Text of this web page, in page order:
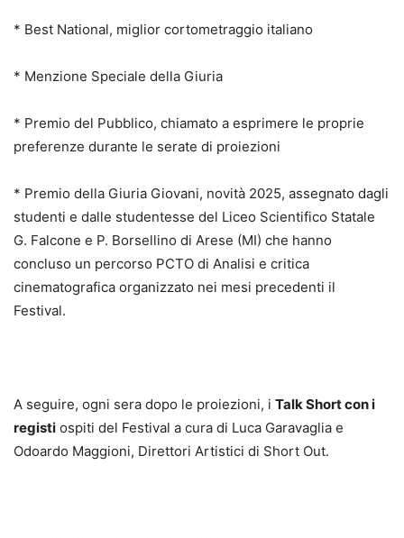
* Best National, miglior cortometraggio italiano
* Menzione Speciale della Giuria
* Premio del Pubblico, chiamato a esprimere le proprie
preferenze durante le serate di proiezioni
* Premio della Giuria Giovani, novità 2025, assegnato dagli
studenti e dalle studentesse del Liceo Scientifico Statale
G. Falcone e P. Borsellino di Arese (MI) che hanno
concluso un percorso PCTO di Analisi e critica
cinematografica organizzato nei mesi precedenti il
Festival.
A seguire, ogni sera dopo le proiezioni, i Talk Short con i
registi ospiti del Festival a cura di Luca Garavaglia e
Odoardo Maggioni, Direttori Artistici di Short Out.